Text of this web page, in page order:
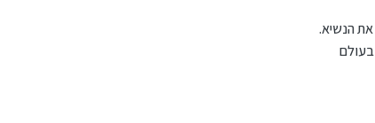
את הנשיא.
בעולם